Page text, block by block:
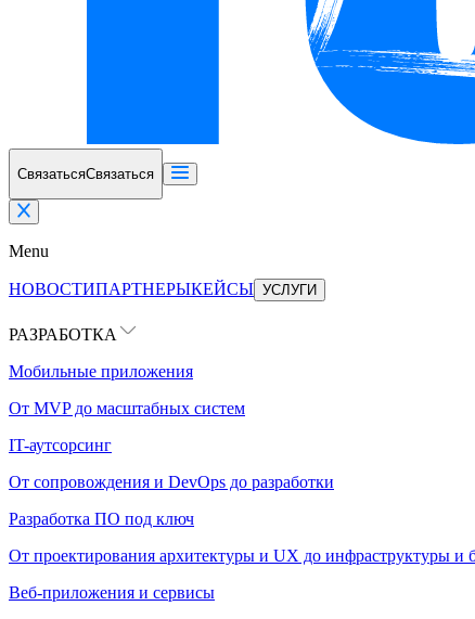
СвязатьсяСвязаться
Menu
НОВОСТИПАРТНЕРЫКЕЙСЫ УСЛУГИ
РАЗРАБОТКА
Мобильные приложения
От MVP до масштабных систем
IT-аутсорсинг
От сопровождения и DevOps до разработки
Разработка ПО под ключ
От проектирования архитектуры и UX до инфраструктуры и
Веб-приложения и сервисы